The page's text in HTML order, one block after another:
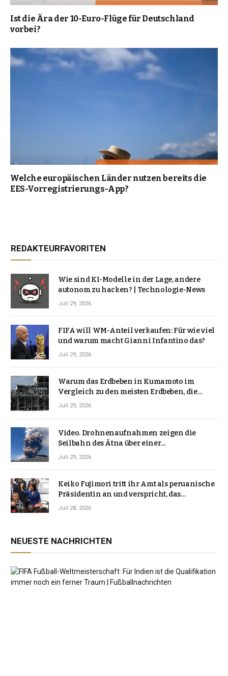
Ist die Ära der 10-Euro-Flüge für Deutschland
vorbei?
Welche europäischen Länder nutzen bereits die
EES-Vorregistrierungs-App?
REDAKTEURFAVORITEN
Wie sind KI-Modelle in der Lage, andere
autonom zu hacken? | Technologie-News
Juli 29, 2026
FIFA will WM-Anteil verkaufen: Für wie viel
und warum macht Gianni Infantino das?
Juli 29, 2026
Warum das Erdbeben in Kumamoto im
Vergleich zu den meisten Erdbeben, die
Japan erschütterten, ungewöhnlich ist
Juli 29, 2026
Video. Drohnenaufnahmen zeigen die
Seilbahn des Ätna über einer
Vulkanlandschaft
Juli 29, 2026
Keiko Fujimori tritt ihr Amt als peruanische
Präsidentin an und verspricht, das
Jahrzehnt der Instabilität zu beenden
Juli 28, 2026
NEUESTE NACHRICHTEN